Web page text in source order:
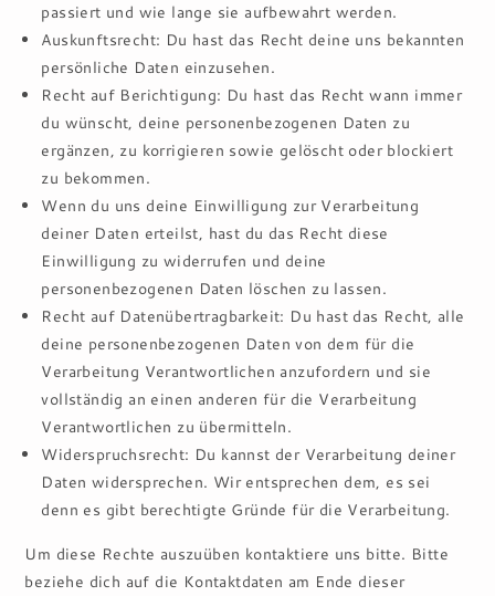
passiert und wie lange sie aufbewahrt werden.
Auskunftsrecht: Du hast das Recht deine uns bekannten
persönliche Daten einzusehen.
Recht auf Berichtigung: Du hast das Recht wann immer
du wünscht, deine personenbezogenen Daten zu
ergänzen, zu korrigieren sowie gelöscht oder blockiert
zu bekommen.
Wenn du uns deine Einwilligung zur Verarbeitung
deiner Daten erteilst, hast du das Recht diese
Einwilligung zu widerrufen und deine
personenbezogenen Daten löschen zu lassen.
Recht auf Datenübertragbarkeit: Du hast das Recht, alle
deine personenbezogenen Daten von dem für die
Verarbeitung Verantwortlichen anzufordern und sie
vollständig an einen anderen für die Verarbeitung
Verantwortlichen zu übermitteln.
Widerspruchsrecht: Du kannst der Verarbeitung deiner
Daten widersprechen. Wir entsprechen dem, es sei
denn es gibt berechtigte Gründe für die Verarbeitung.
Um diese Rechte auszuüben kontaktiere uns bitte. Bitte
beziehe dich auf die Kontaktdaten am Ende dieser